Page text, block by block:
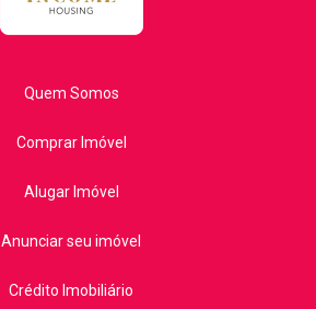
Quem Somos
Comprar Imóvel
Alugar Imóvel
Anunciar seu imóvel
Crédito Imobiliário